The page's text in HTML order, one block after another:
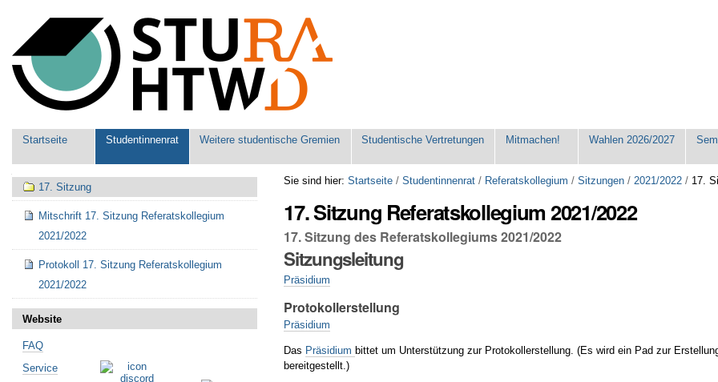
Werkzeuge
Sektionen
Startseite Studentinnenrat Weitere studentische Gremien Studentische Vertretungen Mitmachen! Wahlen 2026/2027
Sie sind hier: Startseite /Studentinnenrat / Referatskollegium /Sitzungen /2021/2022 / 17.
17. Sitzung Referatskollegium 2021/2022
17. Sitzung des Referatskollegiums 2021/2022
Sitzungsleitung
Präsidium
Protokollerstellung
Präsidium
Das Präsidiumbittet um Unterstützung zur Protokollerstellung. (Es wird ein Pad zur
bereitgestellt.)
Navigation
17. Sitzung
Mitschrift 17. Sitzung Referatskollegium
2021/2022
Protokoll 17. Sitzung Referatskollegium
2021/2022
Website
FAQ
Service